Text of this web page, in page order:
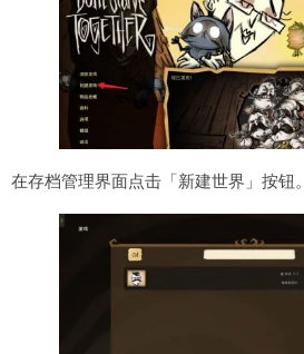
在存档管理界面点击「新建世界」按钮。